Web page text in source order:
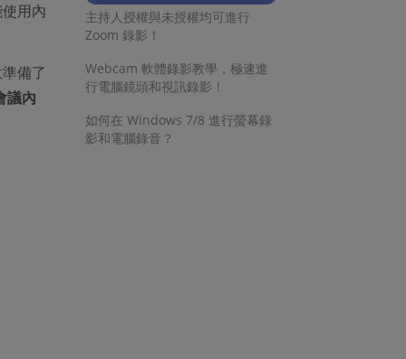
用內
備了
議內
主持人授權與未授權均可進行
Zoom 錄影！
Webcam 軟體錄影教學，極速進
行電腦鏡頭和視訊錄影！
如何在 Windows 7/8 進行螢幕錄
影和電腦錄音？